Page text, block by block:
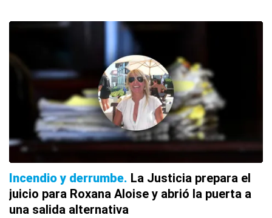
Incendio y derrumbe La Justicia prepara el
juicio para Roxana Aloise y abrió la puerta a
una salida alternativa